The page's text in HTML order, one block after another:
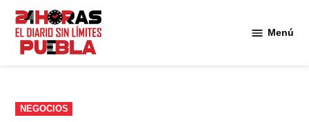
Saltar
contenido
Menú
PUBLICADO
EN
NEGOCIOS